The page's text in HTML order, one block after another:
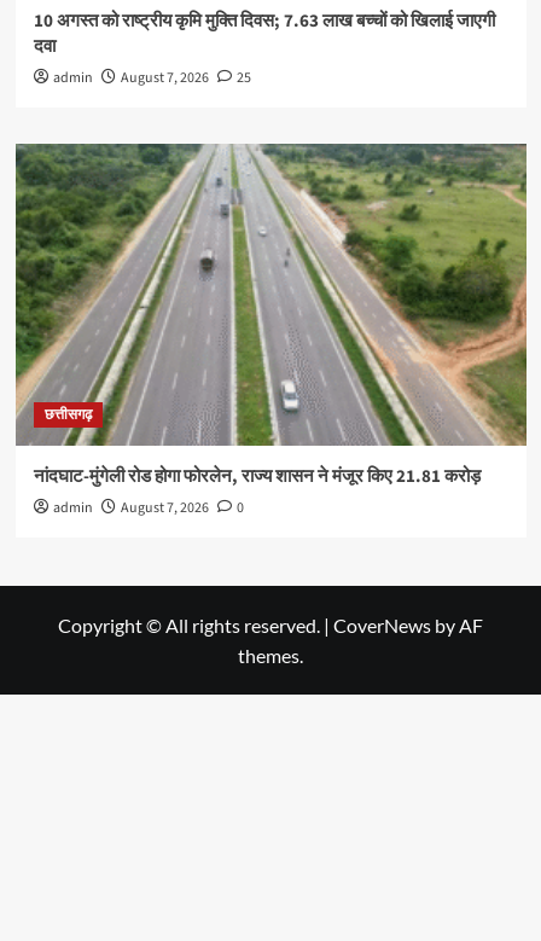
10 अगस्त को राष्ट्रीय कृमि मुक्ति दिवस; 7.63 लाख बच्चों को खिलाई जाएगी
दवा
admin August 7, 2026 25
छत्तीसगढ़
नांदघाट-मुंगेली रोड होगा फोरलेन, राज्य शासन ने मंजूर किए 21.81 करोड़
admin August 7, 2026 0
Copyright © All rights reserved. | CoverNews by AF
themes.